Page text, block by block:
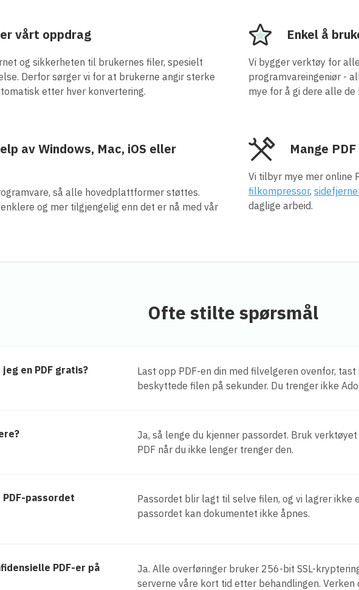
vårt oppdrag
og sikkerheten til brukernes filer, spesielt
Derfor sørger vi for at brukerne angir sterke
etter hver konvertering.
Enkel å
Vi bygger verktøy for
programvareingeniør -
mye for å gi dere alle
av Windows, Mac, iOS eller
så alle hovedplattformer støttes.
og mer tilgjengelig enn det er nå med vår
Mange
Vi tilbyr mye mer online
filkompressor,
daglige arbeid.
Ofte stilte spørsmål
en PDF gratis?
Last opp PDF-en din med filvelgeren ovenfor,
beskyttede filen på sekunder. Du trenger ikke
Ja, så lenge du kjenner passordet. Bruk
PDF når du ikke lenger trenger den.
passordet
Passordet blir lagt til selve filen, og vi lagrer ikke
passordet kan dokumentet ikke åpnes.
PDF-er på
Ja. Alle overføringer bruker 256-bit SSL-
serverne våre kort tid etter behandlingen.